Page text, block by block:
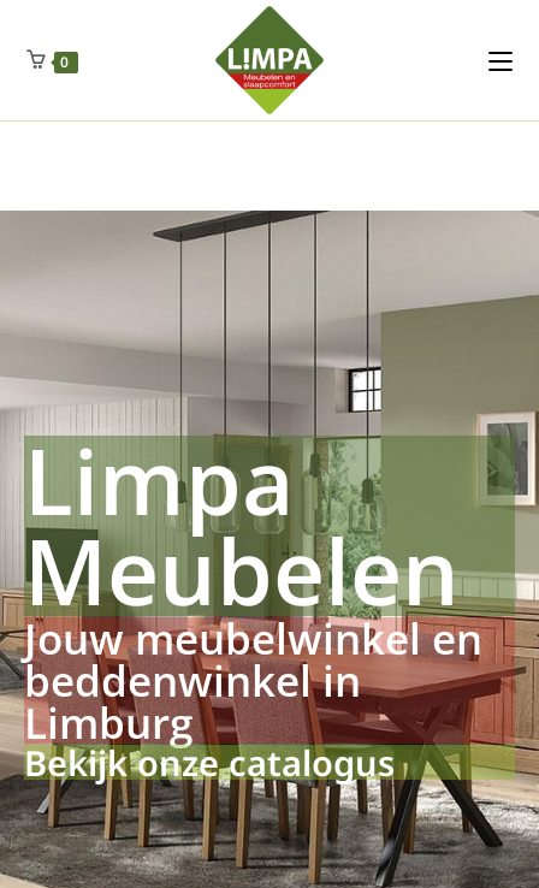
Regenschut
Drueckerpro
Fettsauren Dekemax Kapselmed
Luftkuhlen Zauberfan Netzfenste Insektensc
0
Limpa
Meubelen
Jouw meubelwinkel en
beddenwinkel in
Limburg
Bekijk onze catalogus